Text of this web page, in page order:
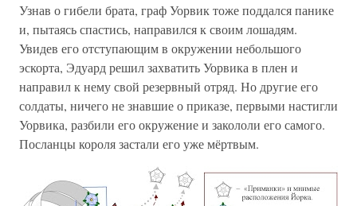
Узнав о гибели брата, граф Уорвик тоже поддался панике
и, пытаясь спастись, направился к своим лошадям.
Увидев его отступающим в окружении небольшого
эскорта, Эдуард решил захватить Уорвика в плен и
направил к нему свой резервный отряд. Но другие его
солдаты, ничего не знавшие о приказе, первыми настигли
Уорвика, разбили его окружение и закололи его самого.
Посланцы короля застали его уже мёртвым.